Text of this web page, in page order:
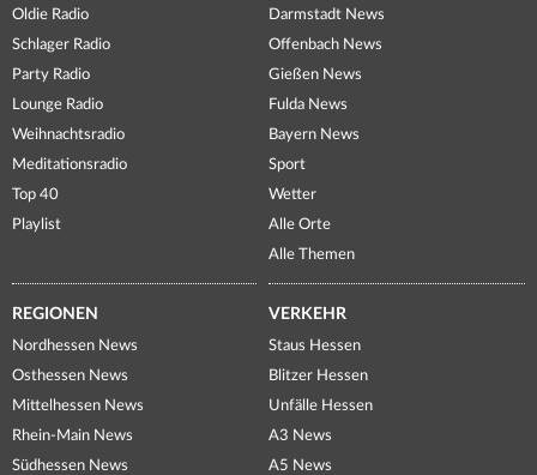
Oldie Radio
Schlager Radio
Party Radio
Lounge Radio
Weihnachtsradio
Meditationsradio
Top 40
Playlist
Darmstadt News
Offenbach News
Gießen News
Fulda News
Bayern News
Sport
Wetter
Alle Orte
Alle Themen
REGIONEN
Nordhessen News
Osthessen News
Mittelhessen News
Rhein-Main News
Südhessen News
VERKEHR
Staus Hessen
Blitzer Hessen
Unfälle Hessen
A3 News
A5 News